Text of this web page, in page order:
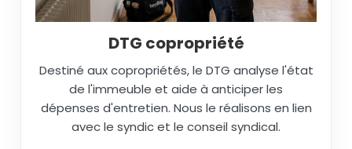
DTG copropriété
Destiné aux copropriétés, le DTG analyse l'état
de l'immeuble et aide à anticiper les
dépenses d'entretien. Nous le réalisons en lien
avec le syndic et le conseil syndical.